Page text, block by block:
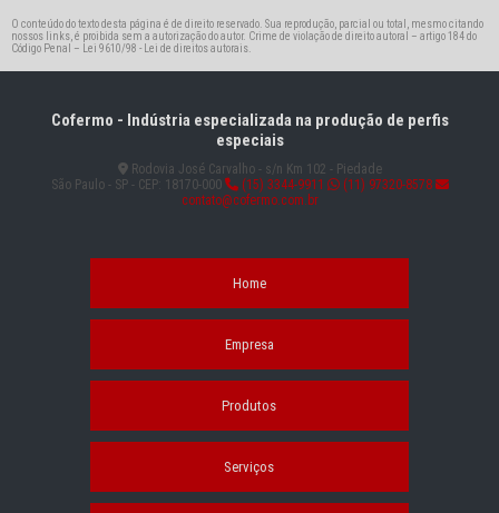
O conteúdo do texto desta página é de direito reservado. Sua reprodução, parcial ou total, mesmo citando
nossos links, é proibida sem a autorização do autor. Crime de violação de direito autoral – artigo 184 do
Código Penal –
Lei 9610/98 - Lei de direitos autorais
Cofermo - Indústria especializada na produção de perfis
especiais
Rodovia José Carvalho - s/n Km 102 - Piedade
São Paulo - SP - CEP: 18170-000
(15) 3344-9911
(11) 97320-8578
contato@cofermo.com.br
Home
Empresa
Produtos
Serviços